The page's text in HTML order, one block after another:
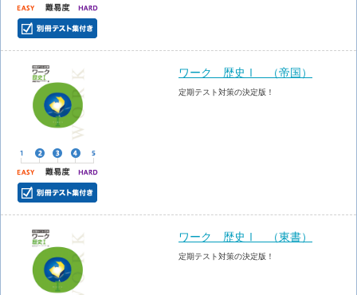
ワーク 歴史Ⅰ （帝国）
定期テスト対策の決定版！
ワーク 歴史Ⅰ （東書）
定期テスト対策の決定版！